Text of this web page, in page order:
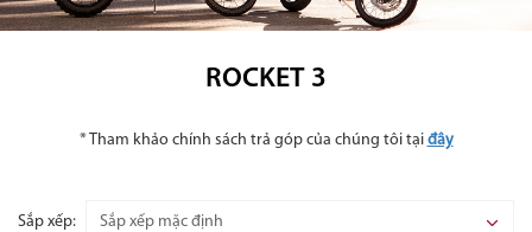
ROCKET 3
* Tham khảo chính sách trả góp của chúng tôi tại đây
Sắp xếp: